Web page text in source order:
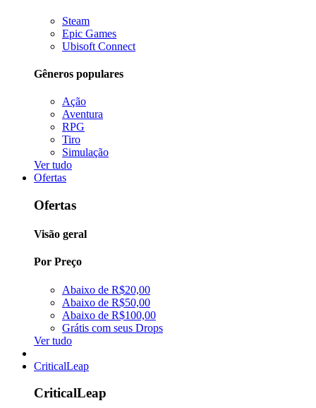
Steam
Epic Games
Ubisoft Connect
Gêneros populares
Ação
Aventura
RPG
Tiro
Simulação
Ver tudo
Ofertas
Ofertas
Visão geral
Por Preço
Abaixo de R$20,00
Abaixo de R$50,00
Abaixo de R$100,00
Grátis com seus Drops
Ver tudo
CriticalLeap
CriticalLeap